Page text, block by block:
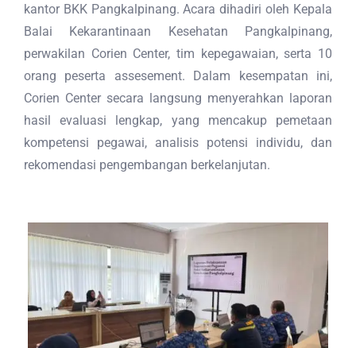
kantor BKK Pangkalpinang. Acara dihadiri oleh Kepala
Balai Kekarantinaan Kesehatan Pangkalpinang,
perwakilan Corien Center, tim kepegawaian, serta 10
orang peserta assesement. Dalam kesempatan ini,
Corien Center secara langsung menyerahkan laporan
hasil evaluasi lengkap, yang mencakup pemetaan
kompetensi pegawai, analisis potensi individu, dan
rekomendasi pengembangan berkelanjutan.